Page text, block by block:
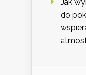
Jak
do